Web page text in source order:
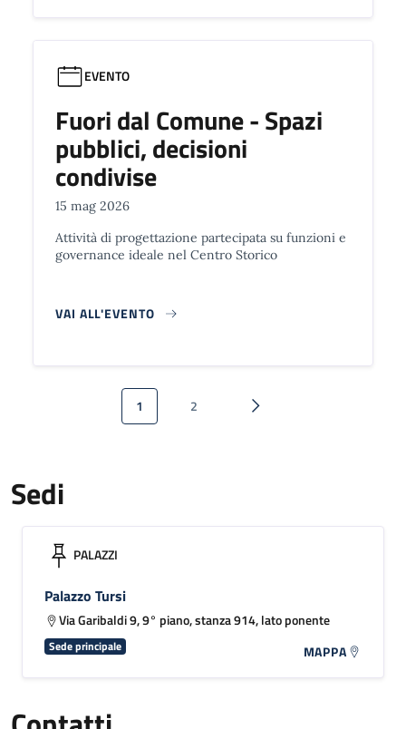
EVENTO
Fuori dal Comune - Spazi
pubblici, decisioni
condivise
15 mag 2026
Attività di progettazione partecipata su funzioni e
governance ideale nel Centro Storico
VAI ALL'EVENTO
Paginazione
Pagina attuale
1 Pagina
2 Pagina successiva
Sedi
PALAZZI
Palazzo Tursi
Via Garibaldi 9, 9° piano, stanza 914, lato ponente
Sede principale MAPPA